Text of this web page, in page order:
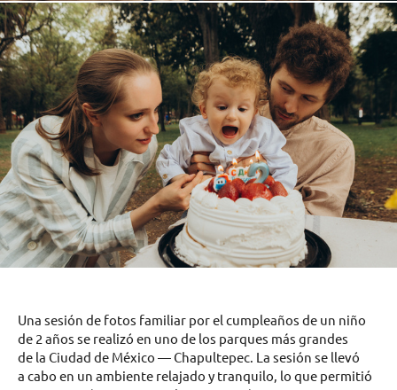
Una sesión de fotos familiar por el cumpleaños de un niño
de 2 años se realizó en uno de los parques más grandes
de la Ciudad de México — Chapultepec. La sesión se llevó
a cabo en un ambiente relajado y tranquilo, lo que permitió